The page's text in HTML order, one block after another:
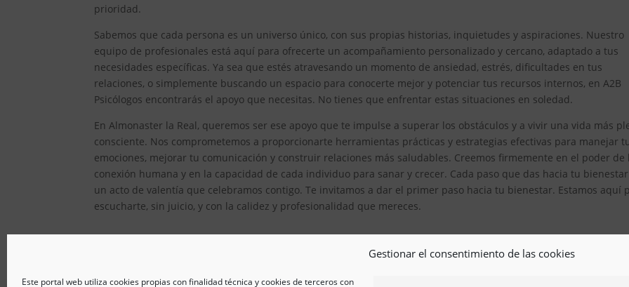
Gestionar el consentimiento de las cookies
Este portal web utiliza cookies propias con finalidad técnica y cookies de terceros con
prioridad.
Sabemos que cada persona es un universo único, con sus propias historias, inquietudes y aspiraciones. Nuestro
equipo de profesionales está aquí para ofrecerte un acompañamiento personalizado y cercano, adaptado a tus
necesidades específicas. Ya sea que estés atravesando un momento de ansiedad, estrés, dificultades en tus
relaciones, o simplemente buscando un espacio para conocerte mejor y potenciar tus recursos internos, en A2B
Psicólogos encontrarás el apoyo que necesitas. No tienes que enfrentar estas situaciones en soledad.
En Almonaster la Real, queremos ser ese apoyo que te impulse a superar los obstáculos y a vivir una vida más
consciente. Nos comprometemos a proporcionarte herramientas prácticas y estrategias efectivas para manejar
emociones, mejorar tu comunicación y construir relaciones más saludables. Creemos firmemente en el poder de
conexión humana y en la capacidad de cada individuo para sanar y crecer. Cada paso que das hacia tu
un acto de valentía que celebramos contigo. Te invitamos a dar el primer paso hacia tu bienestar. Estamos aquí
escucharte, sin juicio, y con la calidez y profesionalidad que mereces.